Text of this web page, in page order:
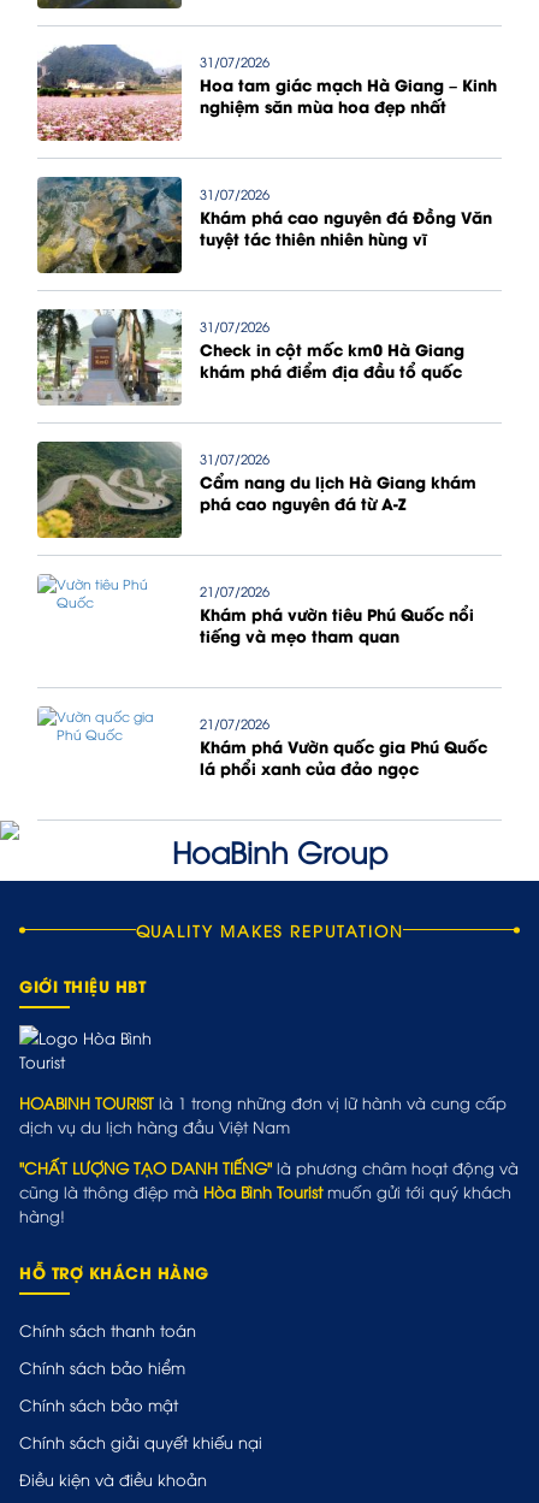
31/07/2026
Hoa tam giác mạch Hà Giang – Kinh
nghiệm săn mùa hoa đẹp nhất
31/07/2026
Khám phá cao nguyên đá Đồng Văn
tuyệt tác thiên nhiên hùng vĩ
31/07/2026
Check in cột mốc km0 Hà Giang
khám phá điểm địa đầu tổ quốc
31/07/2026
Cẩm nang du lịch Hà Giang khám
phá cao nguyên đá từ A-Z
21/07/2026
Khám phá vườn tiêu Phú Quốc nổi
tiếng và mẹo tham quan
21/07/2026
Khám phá Vườn quốc gia Phú Quốc
lá phổi xanh của đảo ngọc
QUALITY MAKES REPUTATION
GIỚI THIỆU HBT
HOABINH TOURIST là 1 trong những đơn vị lữ hành và cung cấp
dịch vụ du lịch hàng đầu Việt Nam
"CHẤT LƯỢNG TẠO DANH TIẾNG" là phương châm hoạt động và
cũng là thông điệp mà Hòa Bình Touristmuốn gửi tới quý khách
hàng!
HỖ TRỢ KHÁCH HÀNG
Chính sách thanh toán
Chính sách bảo hiểm
Chính sách bảo mật
Chính sách giải quyết khiếu nại
Điều kiện và điều khoản